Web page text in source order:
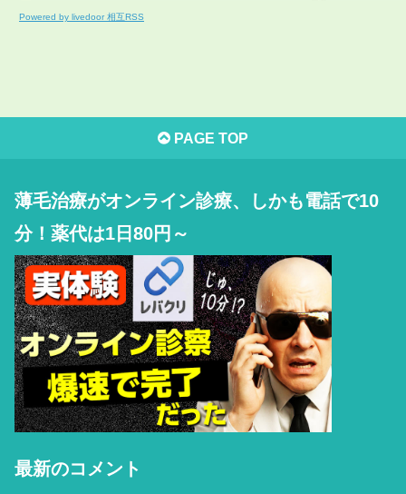
Powered by livedoor 相互RSS
PAGE TOP
薄毛治療がオンライン診療、しかも電話で10
分！薬代は1日80円～
最新のコメント